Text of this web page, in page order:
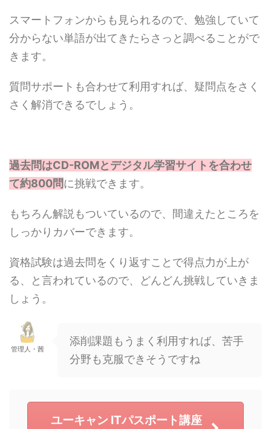
スマートフォンからも見られるので、勉強していて
分からない単語が出てきたらさっと調べることがで
きます。
質問サポートも合わせて利用すれば、疑問点をさく
さく解消できるでしょう。
過去問はCD-ROMとデジタル学習サイトを合わせ
て約800問に挑戦できます。
もちろん解説もついているので、間違えたところを
しっかりカバーできます。
資格試験は過去問をくり返すことで得点力が上が
る、と言われているので、どんどん挑戦していきま
しょう。
管理人・茜
添削課題もうまく利用すれば、苦手
分野も克服できそうですね
ユーキャン ITパスポート講座